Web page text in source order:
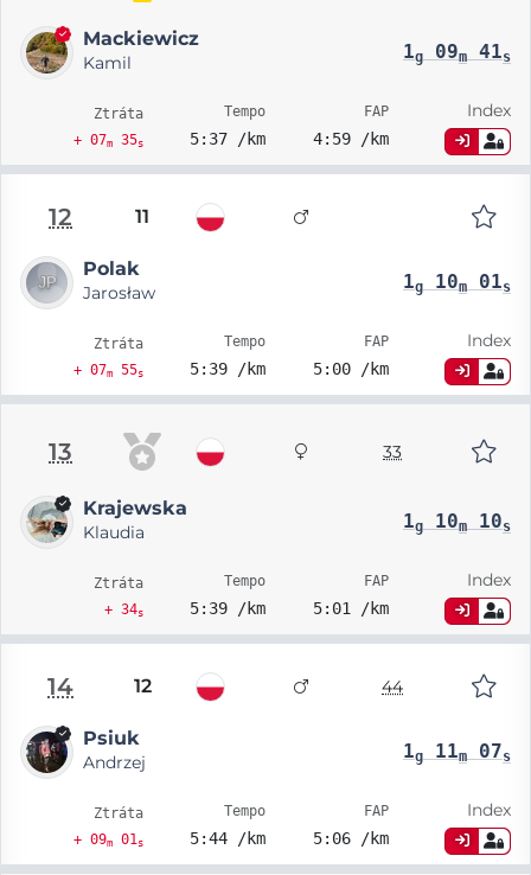
Mackiewicz
Kamil 1g09m41s
Ztráta
+ 07m35s
Tempo
5:37 /km
FAP
4:59 /km
Index
12 11
Polak
Jarosław 1g10m01s
Ztráta
+ 07m55s
Tempo
5:39 /km
FAP
5:00 /km
Index
13 33
Krajewska
Klaudia 1g10m10s
Ztráta
+ 34s
Tempo
5:39 /km
FAP
5:01 /km
Index
14 12 44
Psiuk
Andrzej 1g11m07s
Ztráta
+ 09m01s
Tempo
5:44 /km
FAP
5:06 /km
Index